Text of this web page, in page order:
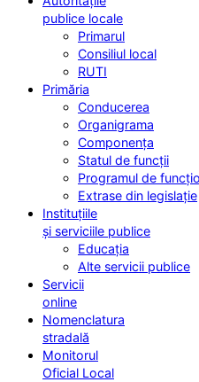
publice locale
Primarul
Consiliul local
RUTI
Primăria
Conducerea
Organigrama
Componența
Statul de funcții
Programul de
Extrase din legislație
Instituțiile
și serviciile publice
Educația
Alte servicii publice
Servicii
online
Nomenclatura
stradală
Monitorul
Oficial Local